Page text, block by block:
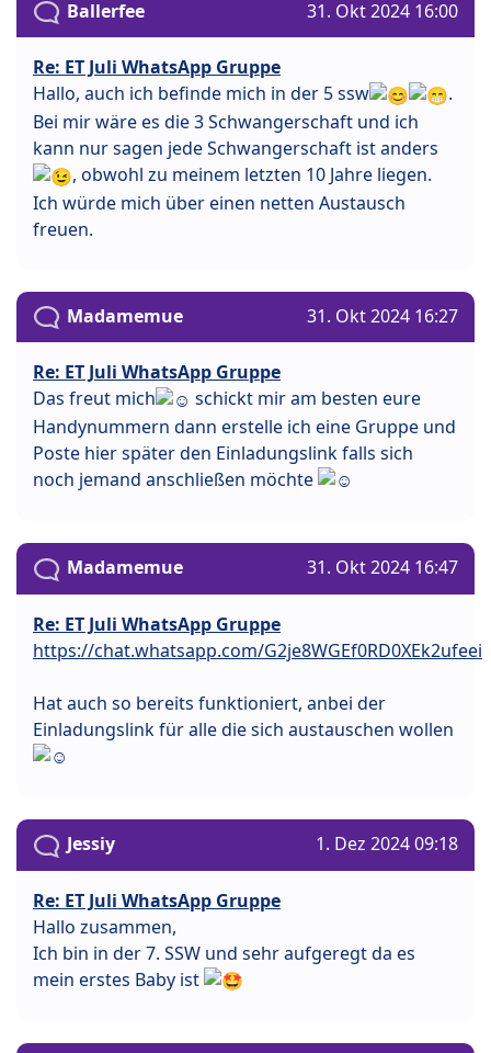
Ballerfee 31. Okt 2024 16:00
Re: ET Juli WhatsApp Gruppe
Hallo, auch ich befinde mich in der 5 ssw
.
Bei mir wäre es die 3 Schwangerschaft und ich
kann nur sagen jede Schwangerschaft ist anders
, obwohl zu meinem letzten 10 Jahre liegen.
Ich würde mich über einen netten Austausch
freuen.
Madamemue 31. Okt 2024 16:27
Re: ET Juli WhatsApp Gruppe
Das freut mich
schickt mir am besten eure
Handynummern dann erstelle ich eine Gruppe und
Poste hier später den Einladungslink falls sich
noch jemand anschließen möchte
Madamemue 31. Okt 2024 16:47
Re: ET Juli WhatsApp Gruppe
https://chat.whatsapp.com/G2je8WGEf0RD0XEk2ufeei
Hat auch so bereits funktioniert, anbei der
Einladungslink für alle die sich austauschen wollen
Jessiy 1. Dez 2024 09:18
Re: ET Juli WhatsApp Gruppe
Hallo zusammen,
Ich bin in der 7. SSW und sehr aufgeregt da es
mein erstes Baby ist